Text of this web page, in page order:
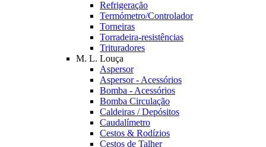
Refrigeração
Termómetro/Controlador
Torneiras
Torradeira-resistências
Trituradores
M. L. Louça
Aspersor
Aspersor - Acessórios
Bomba - Acessórios
Bomba Circulação
Caldeiras / Depósitos
Caudalímetro
Cestos & Rodízios
Cestos de Talher